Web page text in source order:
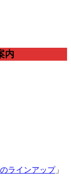
内
ラインアップ」